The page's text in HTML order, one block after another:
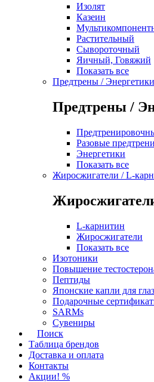
Изолят
Казеин
Растительный
Сывороточный
Яичный, Говяжий
Показать все
Предтрены / Энергетики
Предтрены /
Разовые
Энергетики
Показать все
Жиросжигатели / L-
L-карнитин
Жиросжигатели
Показать все
Изотоники
Повышение
Пептиды
Японские капли для глаз
Подарочные
SARMs
Сувениры
Поиск
Таблица брендов
Доставка и оплата
Контакты
Акции! %